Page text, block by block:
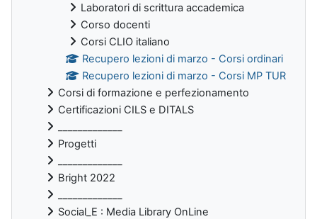
Laboratori di scrittura accademica
Corso docenti
Corsi CLIO italiano
Recupero lezioni di marzo - Corsi ordinari
Recupero lezioni di marzo - Corsi MP TUR
Corsi di formazione e perfezionamento
Certificazioni CILS e DITALS
Progetti
Bright 2022
Social_E : Media Library OnLine